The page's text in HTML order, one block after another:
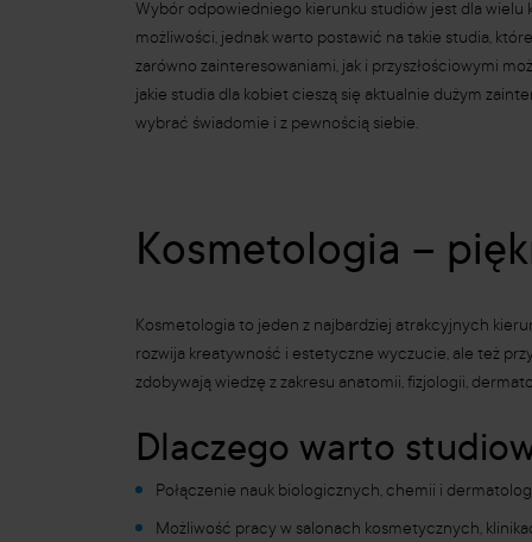
Wybór odpowiedniego kierunku studiów jest dla wielu
możliwości, jednak warto postawić na takie studia,
zarówno zainteresowaniami, jak i przyszłościowymi
jakie studia dla kobiet cieszą się aktualnie dużym
wybrać świadomie i z pewnością siebie.
Kosmetologia –
Kosmetologia to jeden z najbardziej atrakcyjnych
rozwija kreatywność i estetyczne wyczucie, ale też
zdobywają wiedzę z zakresu anatomii, fizjologii,
Dlaczego warto
Połączenie nauk biologicznych, chemii i
Możliwość pracy w salonach kosmetycznych,